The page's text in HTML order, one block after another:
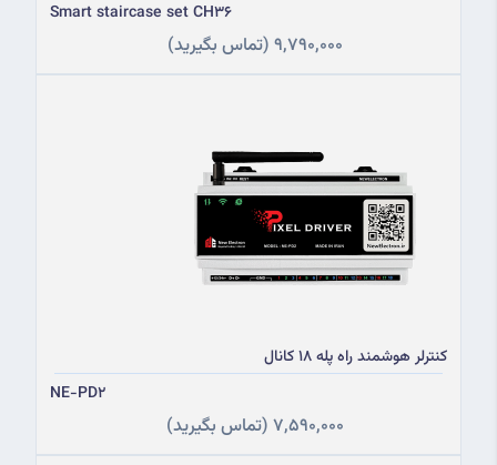
Smart staircase set CH36
9,790,000 (تماس بگیرید)
کنترلر هوشمند راه پله 18 کانال
NE-PD2
7,590,000 (تماس بگیرید)